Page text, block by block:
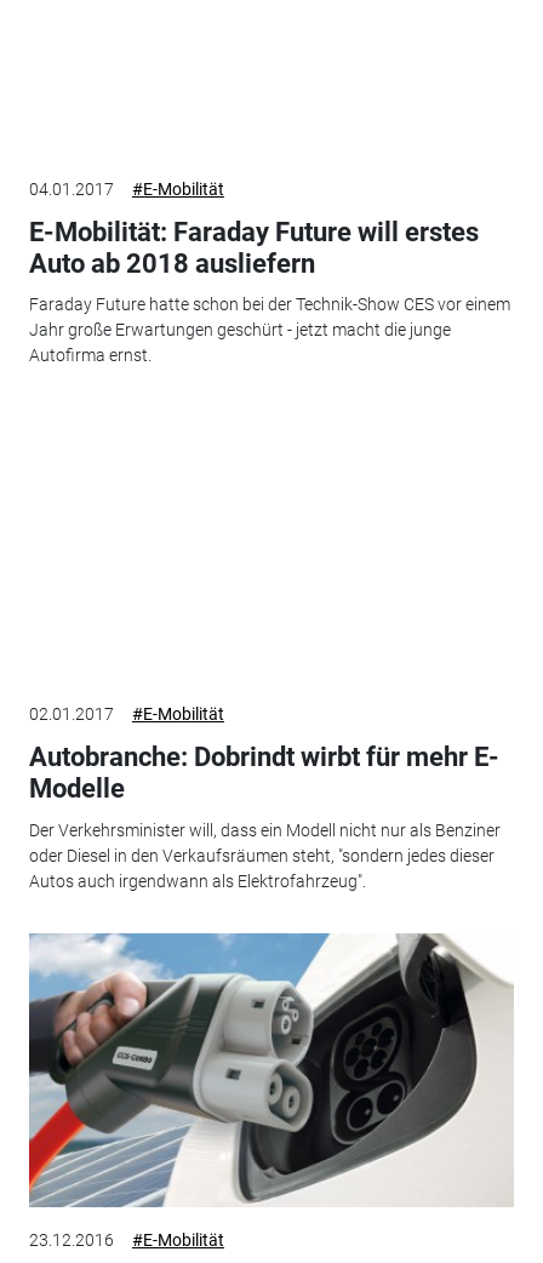
04.01.2017 #E-Mobilität
E-Mobilität: Faraday Future will erstes
Auto ab 2018 ausliefern
Faraday Future hatte schon bei der Technik-Show CES vor einem
Jahr große Erwartungen geschürt - jetzt macht die junge
Autofirma ernst.
02.01.2017 #E-Mobilität
Autobranche: Dobrindt wirbt für mehr E-
Modelle
Der Verkehrsminister will, dass ein Modell nicht nur als Benziner
oder Diesel in den Verkaufsräumen steht, "sondern jedes dieser
Autos auch irgendwann als Elektrofahrzeug".
23.12.2016 #E-Mobilität